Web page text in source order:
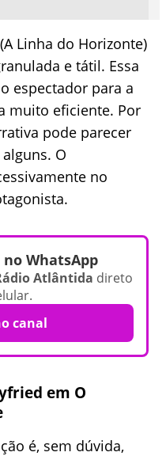
Linha do Horizonte)
e tátil. Essa
espectador para a
muito eficiente. Por
pode parecer
O
no
WhatsApp
Atlântida direto
canal
em O
é, sem dúvida,